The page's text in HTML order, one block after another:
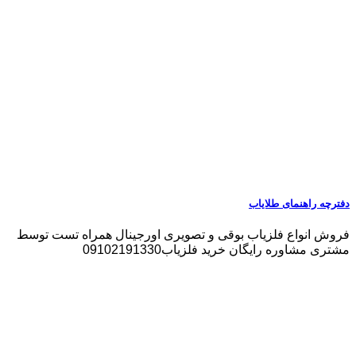
دفترچه راهنمای طلایاب
فروش انواع فلزیاب بوقی و تصویری اورجینال همراه تست توسط
مشتری مشاوره رایگان خرید فلزیاب09102191330